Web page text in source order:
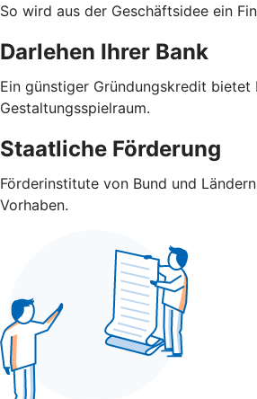
So wird aus der Geschäftsidee ein
Darlehen Ihrer Bank
Ein günstiger Gründungskredit bietet
Gestaltungsspielraum.
Staatliche Förderung
Förderinstitute von Bund und
Vorhaben.